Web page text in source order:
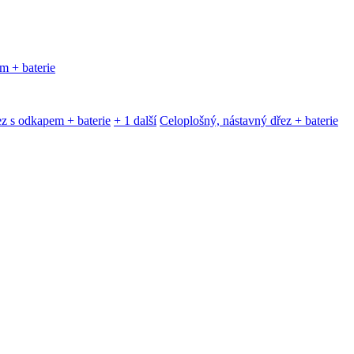
+ baterie
s odkapem + baterie + 1 další Celoplošný, nástavný dřez + baterie